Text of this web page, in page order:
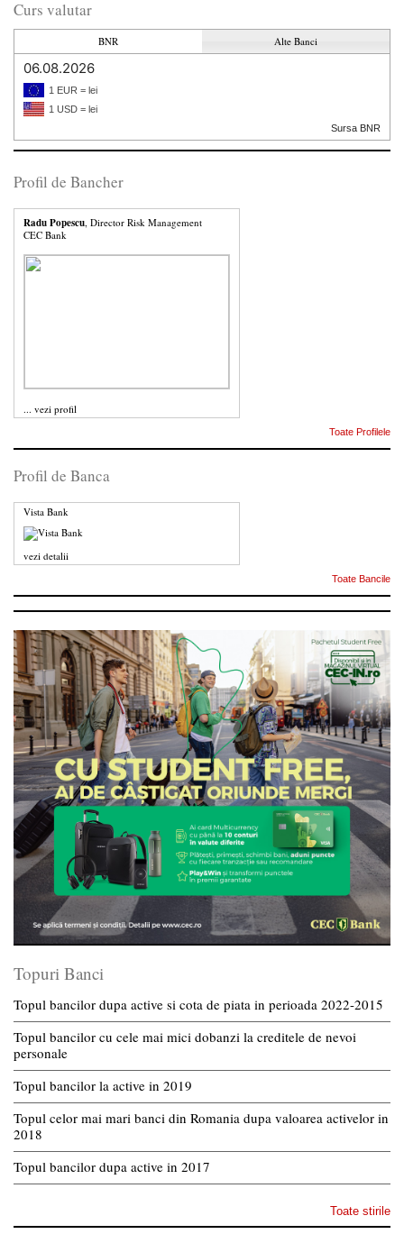
Curs valutar
BNR Alte Banci
06.08.2026
1 EUR = lei
1 USD = lei
Sursa BNR
Profil de Bancher
Radu Popescu, Director Risk Management
CEC Bank
... vezi profil
Toate Profilele
Profil de Banca
Vista Bank
vezi detalii
Toate Bancile
Topuri Banci
Topul bancilor dupa active si cota de piata in perioada 2022-2015
Topul bancilor cu cele mai mici dobanzi la creditele de nevoi
personale
Topul bancilor la active in 2019
Topul celor mai mari banci din Romania dupa valoarea activelor in
2018
Topul bancilor dupa active in 2017
Toate stirile